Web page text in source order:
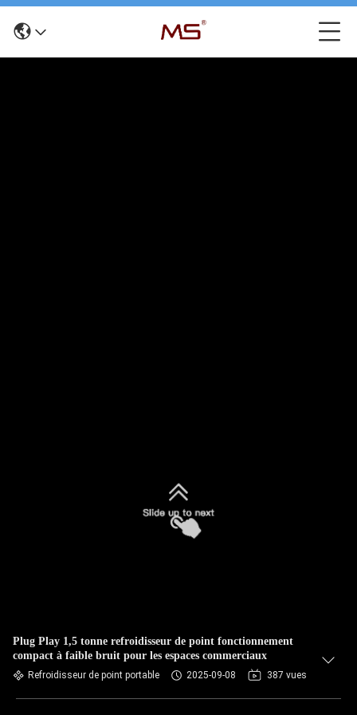
Plug Play 1,5 tonne refroidisseur de point fonctionnement
compact à faible bruit pour les espaces commerciaux
Refroidisseur de point portable 2025-09-08 387 vues